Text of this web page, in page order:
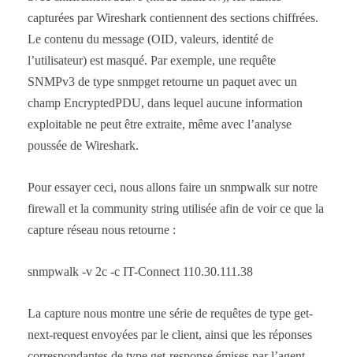
capturées par Wireshark contiennent des sections chiffrées.
Le contenu du message (OID, valeurs, identité de
l’utilisateur) est masqué. Par exemple, une requête
SNMPv3 de type snmpget retourne un paquet avec un
champ EncryptedPDU, dans lequel aucune information
exploitable ne peut être extraite, même avec l’analyse
poussée de Wireshark.
Pour essayer ceci, nous allons faire un snmpwalk sur notre
firewall et la community string utilisée afin de voir ce que la
capture réseau nous retourne :
snmpwalk -v 2c -c IT-Connect 110.30.111.38
La capture nous montre une série de requêtes de type get-
next-request envoyées par le client, ainsi que les réponses